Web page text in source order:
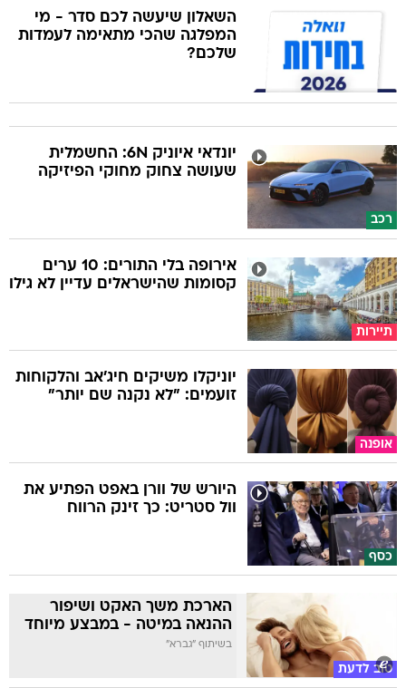
השאלון שיעשה לכם סדר - מי
המפלגה שהכי מתאימה לעמדות
שלכם?
רכב
יונדאי איוניק 6N: החשמלית
שעושה צחוק מחוקי הפיזיקה
תיירות
אירופה בלי התורים: 10 ערים
קסומות שהישראלים עדיין לא גילו
אופנה
יוניקלו משיקים חיג'אב והלקוחות
זועמים: "לא נקנה שם יותר"
כסף
היורש של וורן באפט הפתיע את
וול סטריט: כך זינק הרווח
טוב לדעת
הארכת משך האקט ושיפור
ההנאה במיטה - במבצע מיוחד
בשיתוף "גברא"